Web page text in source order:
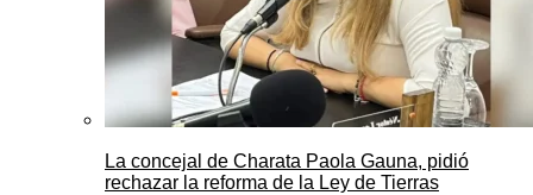
La concejal de Charata Paola Gauna, pidió
rechazar la reforma de la Ley de Tierras